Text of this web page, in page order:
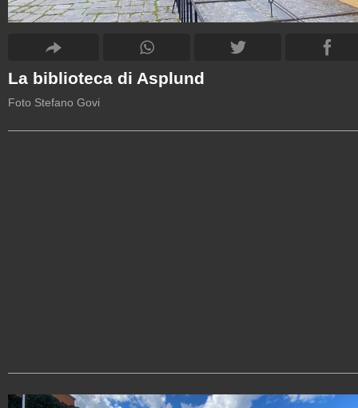
La biblioteca di Asplund
Foto Stefano Govi